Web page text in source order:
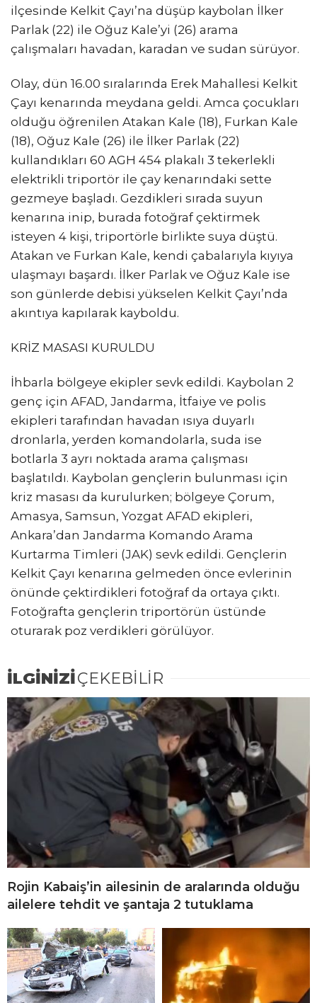
ilçesinde Kelkit Çayı’na düşüp kaybolan İlker
Parlak (22) ile Oğuz Kale’yi (26) arama
çalışmaları havadan, karadan ve sudan sürüyor.
Olay, dün 16.00 sıralarında Erek Mahallesi Kelkit
Çayı kenarında meydana geldi. Amca çocukları
olduğu öğrenilen Atakan Kale (18), Furkan Kale
(18), Oğuz Kale (26) ile İlker Parlak (22)
kullandıkları 60 AGH 454 plakalı 3 tekerlekli
elektrikli triportör ile çay kenarındaki sette
gezmeye başladı. Gezdikleri sırada suyun
kenarına inip, burada fotoğraf çektirmek
isteyen 4 kişi, triportörle birlikte suya düştü.
Atakan ve Furkan Kale, kendi çabalarıyla kıyıya
ulaşmayı başardı. İlker Parlak ve Oğuz Kale ise
son günlerde debisi yükselen Kelkit Çayı’nda
akıntıya kapılarak kayboldu.
KRİZ MASASI KURULDU
İhbarla bölgeye ekipler sevk edildi. Kaybolan 2
genç için AFAD, Jandarma, İtfaiye ve polis
ekipleri tarafından havadan ısıya duyarlı
dronlarla, yerden komandolarla, suda ise
botlarla 3 ayrı noktada arama çalışması
başlatıldı. Kaybolan gençlerin bulunması için
kriz masası da kurulurken; bölgeye Çorum,
Amasya, Samsun, Yozgat AFAD ekipleri,
Ankara’dan Jandarma Komando Arama
Kurtarma Timleri (JAK) sevk edildi. Gençlerin
Kelkit Çayı kenarına gelmeden önce evlerinin
önünde çektirdikleri fotoğraf da ortaya çıktı.
Fotoğrafta gençlerin triportörün üstünde
oturarak poz verdikleri görülüyor.
İLGİNİZİÇEKEBİLİR
Rojin Kabaiş’in ailesinin de aralarında olduğu
ailelere tehdit ve şantaja 2 tutuklama